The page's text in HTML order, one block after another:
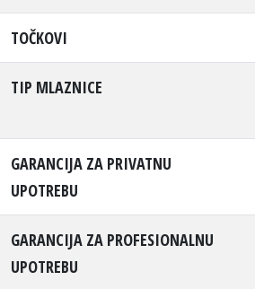
TOČKOVI
TIP MLAZNICE
GARANCIJA ZA PRIVATNU
UPOTREBU
GARANCIJA ZA PROFESIONALNU
UPOTREBU